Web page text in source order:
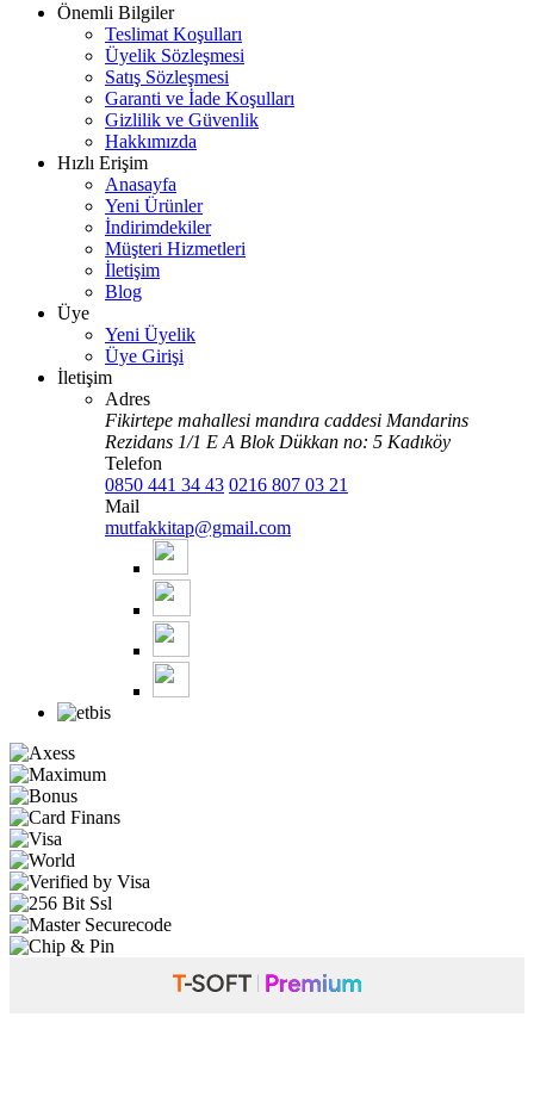
Önemli Bilgiler
Teslimat Koşulları
Üyelik Sözleşmesi
Satış Sözleşmesi
Garanti ve İade Koşulları
Gizlilik ve Güvenlik
Hakkımızda
Hızlı Erişim
Anasayfa
Yeni Ürünler
İndirimdekiler
Müşteri Hizmetleri
İletişim
Blog
Üye
Yeni Üyelik
Üye Girişi
İletişim
Adres
Fikirtepe mahallesi mandıra caddesi Mandarins
Rezidans 1/1 E A Blok Dükkan no: 5 Kadıköy
Telefon
0850 441 34 43 0216 807 03 21
Mail
mutfakkitap@gmail.com